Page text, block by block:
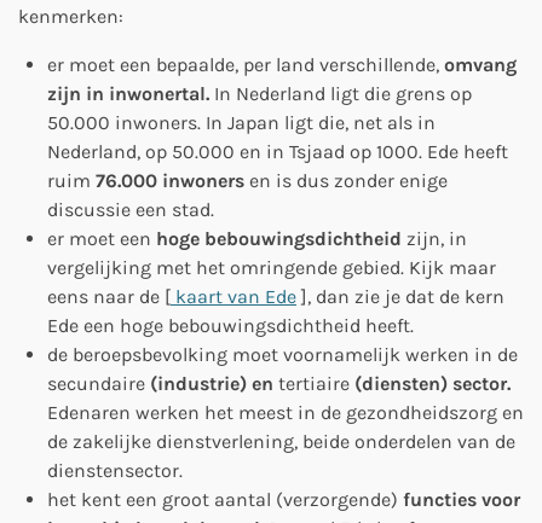
kenmerken:
er moet een bepaalde, per land verschillende, omvang
zijn in inwonertal. In Nederland ligt die grens op
50.000 inwoners. In Japan ligt die, net als in
Nederland, op 50.000 en in Tsjaad op 1000. Ede heeft
ruim 76.000 inwoners en is dus zonder enige
discussie een stad.
er moet een hoge bebouwingsdichtheid zijn, in
vergelijking met het omringende gebied. Kijk maar
eens naar de [ kaart van Ede], dan zie je dat de kern
Ede een hoge bebouwingsdichtheid heeft.
de beroepsbevolking moet voornamelijk werken in de
secundaire (industrie) en tertiaire (diensten) sector.
Edenaren werken het meest in de gezondheidszorg en
de zakelijke dienstverlening, beide onderdelen van de
dienstensector.
het kent een groot aantal (verzorgende) functies voor